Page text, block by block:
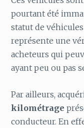
pourtant été
statut de véhicules
représente une
acheteurs qui
ayant peu ou pas
Par ailleurs,
kilométrage
conducteur. En